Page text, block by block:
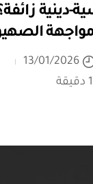
دينية
13/01/2026